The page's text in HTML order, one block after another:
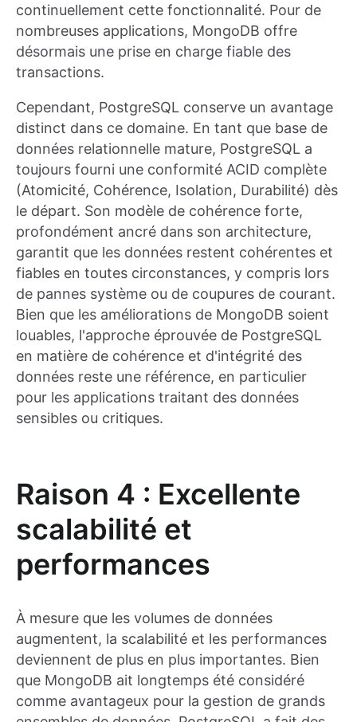
continuellement cette fonctionnalité. Pour de
nombreuses applications, MongoDB offre
désormais une prise en charge fiable des
transactions.
Cependant, PostgreSQL conserve un avantage
distinct dans ce domaine. En tant que base de
données relationnelle mature, PostgreSQL a
toujours fourni une conformité ACID complète
(Atomicité, Cohérence, Isolation, Durabilité) dès
le départ. Son modèle de cohérence forte,
profondément ancré dans son architecture,
garantit que les données restent cohérentes et
fiables en toutes circonstances, y compris lors
de pannes système ou de coupures de courant.
Bien que les améliorations de MongoDB soient
louables, l'approche éprouvée de PostgreSQL
en matière de cohérence et d'intégrité des
données reste une référence, en particulier
pour les applications traitant des données
sensibles ou critiques.
Raison 4 : Excellente
scalabilité et
performances
À mesure que les volumes de données
augmentent, la scalabilité et les performances
deviennent de plus en plus importantes. Bien
que MongoDB ait longtemps été considéré
comme avantageux pour la gestion de grands